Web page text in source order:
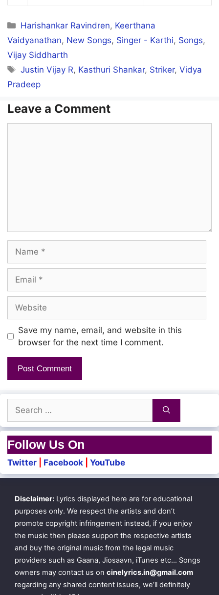
Categories
Harishankar Ravindren, Keerthana
Vaidyanathan, New Songs, Singer - Karthi, Songs,
Vijay Siddharth
Tags
Justin Vijay R, Kasthuri Shankar, Striker,Vidya
Pradeep
Leave a Comment
Save my name, email, and website in this
browser for the next time I comment.
for:
Follow Us On
Twitter Facebook YouTube
Disclaimer: Lyrics displayed here are for educational
purposes only. We respect the artists and don’t
promote copyright infringement instead, if you enjoy
the music then please support the respective artists
and buy the original music from the legal music
providers such as Gaana, Jiosaavn, iTunes etc… Songs
owners may contact us on cinelyrics.in@gmail.com
regarding any shared content issues, we’ll definitely